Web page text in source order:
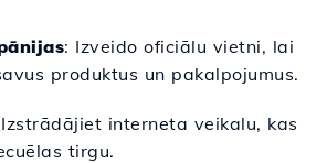
: Izveido oficiālu vietni, lai
produktus un pakalpojumus.
interneta veikalu, kas
tirgu.